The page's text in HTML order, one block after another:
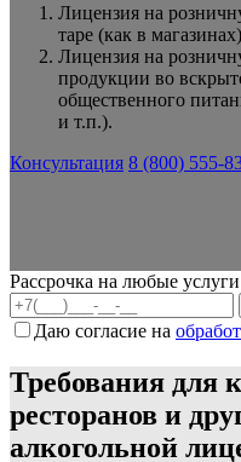
Лицензия на
таре (как в
Лицензия на
продукции во
общественного
и т.п.).
Консультация 8 (800) 555-
Рассрочка на любые
Даю согласие на
Требования для
ресторанов и
алкогольной